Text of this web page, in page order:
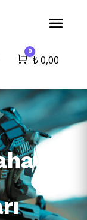
Cart
0
₺0,00